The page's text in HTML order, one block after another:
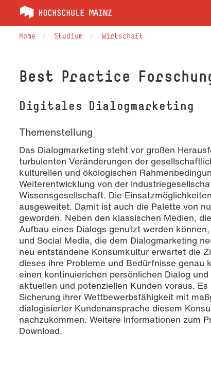
Home Studium Wirtschaft
Best Practice
Digitales Dialogmarketing
Themenstellung
Das Dialogmarketing steht vor großen
turbulenten Veränderungen der
kulturellen und ökologischen
Weiterentwicklung von der
Wissensgesellschaft. Die
ausgeweitet. Damit ist auch die Palette von
geworden. Neben den klassischen Medien,
Aufbau eines Dialogs genutzt werden
und Social Media, die dem Dialogmarketing
neu entstandene Konsumkultur erwartet die
dieses ihre Probleme und Bedürfnisse
einen kontinuierichen persönlichen Dialog
aktuellen und potenziellen Kunden voraus.
Sicherung ihrer Wettbewerbsfähigkeit mit
dialogisierter Kundenansprache diesem
nachzukommen. Weitere Informationen zum
Download.